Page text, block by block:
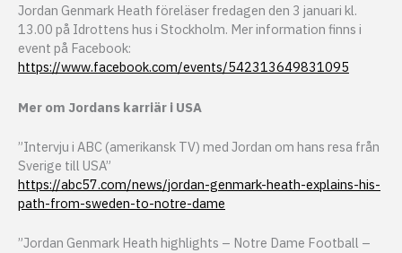
Jordan Genmark Heath föreläser fredagen den 3 januari kl.
13.00 på Idrottens hus i Stockholm. Mer information finns i
event på Facebook:
https://www.facebook.com/events/542313649831095
Mer om Jordans karriär i USA
”Intervju i ABC (amerikansk TV) med Jordan om hans resa från
Sverige till USA”
https://abc57.com/news/jordan-genmark-heath-explains-his-
path-from-sweden-to-notre-dame
”Jordan Genmark Heath highlights – Notre Dame Football –